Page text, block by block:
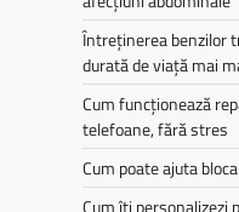
Întreținerea benzilor
durată de viață mai
Cum funcționează
telefoane, fără stres
Cum poate ajuta
Cum îți personalizezi